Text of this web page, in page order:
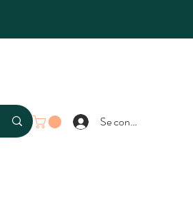
Se connecter